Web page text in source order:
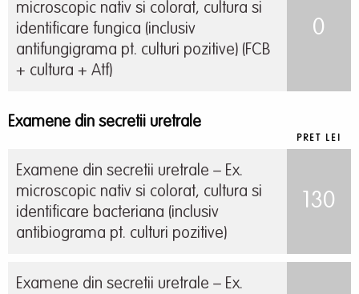
microscopic nativ si colorat, cultura si
identificare fungica (inclusiv
antifungigrama pt. culturi pozitive) (FCB
+ cultura + Atf)
0
Examene din secretii uretrale
PRET LEI
Examene din secretii uretrale – Ex.
microscopic nativ si colorat, cultura si
identificare bacteriana (inclusiv
antibiograma pt. culturi pozitive)
130
Examene din secretii uretrale – Ex.